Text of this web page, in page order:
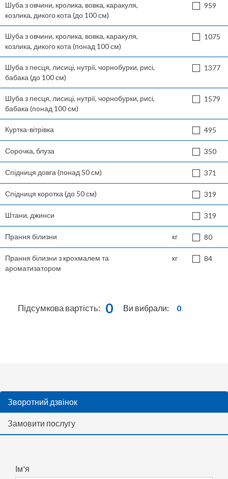
Шуба з овчини, кролика, вовка, каракуля,
козлика, дикого кота (до 100 см)
959
Шуба з овчини, кролика, вовка, каракуля,
козлика, дикого кота (понад 100 см)
1075
Шуба з песця, лисиці, нутрії, чорнобурки, рисі,
бабака (до 100 см)
1377
Шуба з песця, лисиці, нутрії, чорнобурки, рисі,
бабака (понад 100 см)
1579
Куртка-вітрівка 495
Сорочка, блуза 350
Спідниця довга (понад 50 см) 371
Спідниця коротка (до 50 см) 319
Штани, джинси 319
Прання білизни кг 80
Прання білизни з крохмалем та
ароматизатором
кг 84
Ви вибрали: 0
Підсумкова вартість: 0
Зворотний дзвінок
Замовити послугу
Ім'я